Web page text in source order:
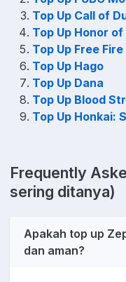
Top Up Call of
Top Up Honor of
Top Up Free Fire
Top Up Hago
Top Up Dana
Top Up Blood
Top Up Honkai:
Frequently
sering ditanya)
Apakah top up
dan aman?